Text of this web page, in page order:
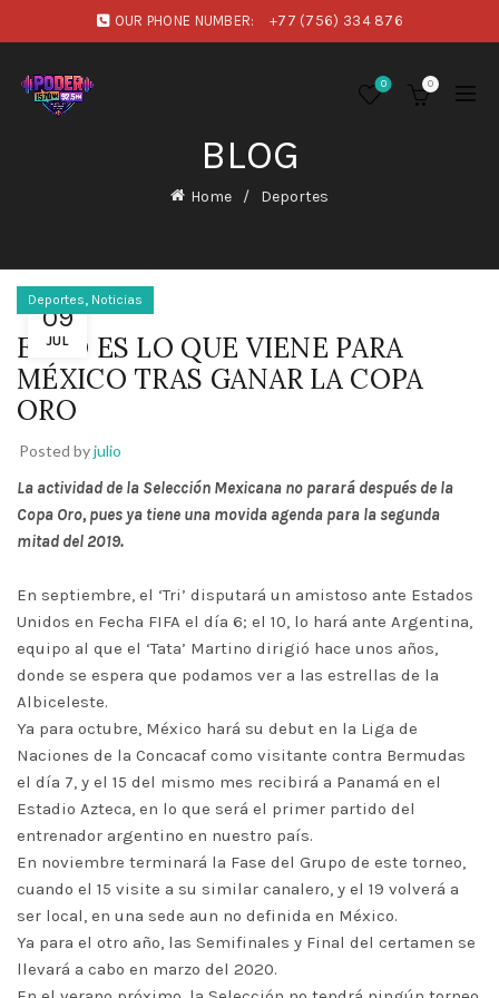
OUR PHONE NUMBER: +77 (756) 334 876
0 0
BLOG
Home Deportes
09
JUL
Deportes, Noticias
ESTO ES LO QUE VIENE PARA
MÉXICO TRAS GANAR LA COPA
ORO
Posted byjulio
La actividad de la Selección Mexicana no parará después de la
Copa Oro, pues ya tiene una movida agenda para la segunda
mitad del 2019.
En septiembre, el ‘Tri’ disputará un amistoso ante Estados
Unidos en Fecha FIFA el día 6; el 10, lo hará ante Argentina,
equipo al que el ‘Tata’ Martino dirigió hace unos años,
donde se espera que podamos ver a las estrellas de la
Albiceleste.
Ya para octubre, México hará su debut en la Liga de
Naciones de la Concacaf como visitante contra Bermudas
el día 7, y el 15 del mismo mes recibirá a Panamá en el
Estadio Azteca, en lo que será el primer partido del
entrenador argentino en nuestro país.
En noviembre terminará la Fase del Grupo de este torneo,
cuando el 15 visite a su similar canalero, y el 19 volverá a
ser local, en una sede aun no definida en México.
Ya para el otro año, las Semifinales y Final del certamen se
llevará a cabo en marzo del 2020.